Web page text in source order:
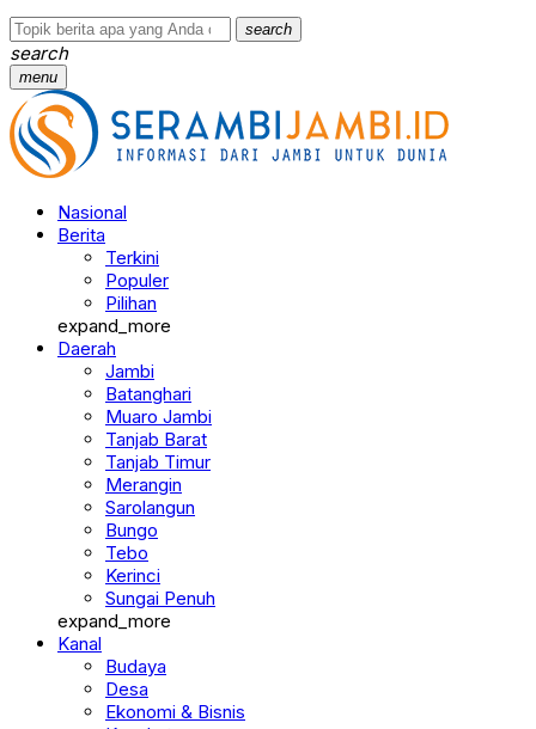
search
search
menu
Nasional
Berita
Terkini
Populer
Pilihan
expand_more
Daerah
Jambi
Batanghari
Muaro Jambi
Tanjab Barat
Tanjab Timur
Merangin
Sarolangun
Bungo
Tebo
Kerinci
Sungai Penuh
expand_more
Kanal
Budaya
Desa
Ekonomi & Bisnis